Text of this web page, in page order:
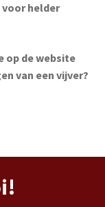
helder
op de website
van een vijver?